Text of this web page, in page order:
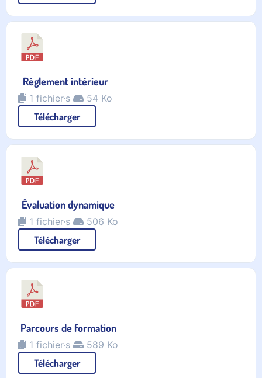
Règlement intérieur
1 fichier·s 54 Ko
Télécharger
Évaluation dynamique
1 fichier·s 506 Ko
Télécharger
Parcours de formation
1 fichier·s 589 Ko
Télécharger